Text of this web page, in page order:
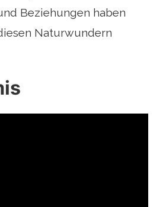
Beziehungen haben
Naturwundern